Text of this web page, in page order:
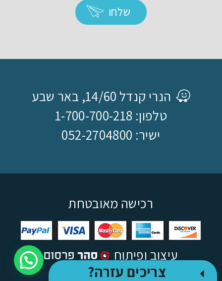
שלחו
הנרי קנדל 14/60, באר שבע
טלפון: 1-700-700-218
ישיר: 052-2704800
רכישה מאובטחת
עיצוב ופיתוח
צריכים עזרה?